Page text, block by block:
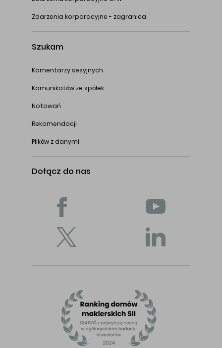
Zdarzenia korporacyjne - zagranica
Szukam
Komentarzy sesyjnych
Komunikatów ze spółek
Notowań
Rekomendacji
Plików z danymi
Dołącz do nas